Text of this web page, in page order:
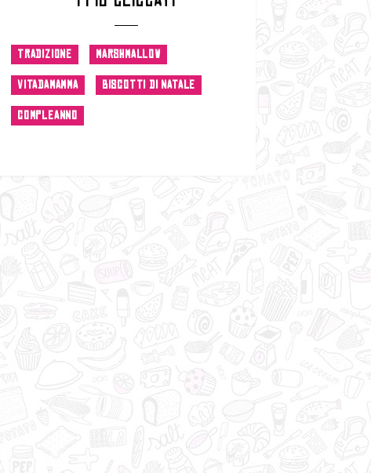
TRADIZIONE MARSHMALLOW
VITADAMAMMA BISCOTTI DI NATALE
COMPLEANNO